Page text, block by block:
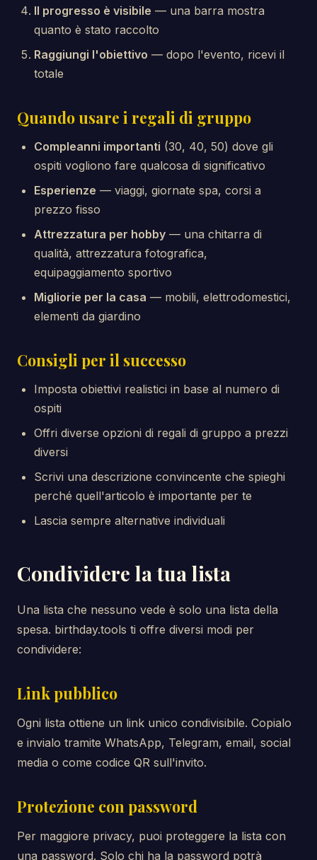
Il progresso è visibile — una barra mostra
quanto è stato raccolto
Raggiungi l'obiettivo — dopo l'evento, ricevi il
totale
Quando usare i regali di gruppo
Compleanni importanti (30, 40, 50) dove gli
ospiti vogliono fare qualcosa di significativo
Esperienze — viaggi, giornate spa, corsi a
prezzo fisso
Attrezzatura per hobby — una chitarra di
qualità, attrezzatura fotografica,
equipaggiamento sportivo
Migliorie per la casa — mobili, elettrodomestici,
elementi da giardino
Consigli per il successo
Imposta obiettivi realistici in base al numero di
ospiti
Offri diverse opzioni di regali di gruppo a prezzi
diversi
Scrivi una descrizione convincente che spieghi
perché quell'articolo è importante per te
Lascia sempre alternative individuali
Condividere la tua lista
Una lista che nessuno vede è solo una lista della
spesa. birthday.tools ti offre diversi modi per
condividere:
Link pubblico
Ogni lista ottiene un link unico condivisibile. Copialo
e invialo tramite WhatsApp, Telegram, email, social
media o come codice QR sull'invito.
Protezione con password
Per maggiore privacy, puoi proteggere la lista con
una password. Solo chi ha la password potrà